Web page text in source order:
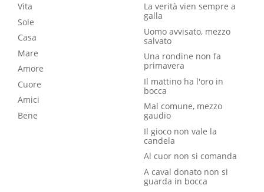
Vita
Sole
Casa
Mare
Amore
Cuore
Amici
Bene
La verità vien sempre a
galla
Uomo avvisato, mezzo
salvato
Una rondine non fa
primavera
Il mattino ha l'oro in
bocca
Mal comune, mezzo
gaudio
Il gioco non vale la
candela
Al cuor non si comanda
A caval donato non si
guarda in bocca